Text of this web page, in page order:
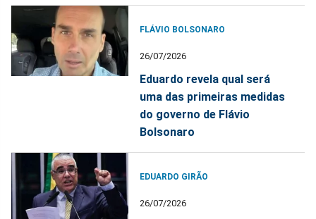
FLÁVIO BOLSONARO
26/07/2026
Eduardo revela qual será
uma das primeiras medidas
do governo de Flávio
Bolsonaro
EDUARDO GIRÃO
26/07/2026